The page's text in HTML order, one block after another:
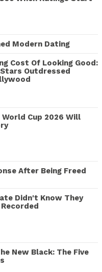
Modern Dating
Cost Of Looking Good:
Outdressed
World Cup 2026 Will
After Being Freed
Didn't Know They
New Black: The Five